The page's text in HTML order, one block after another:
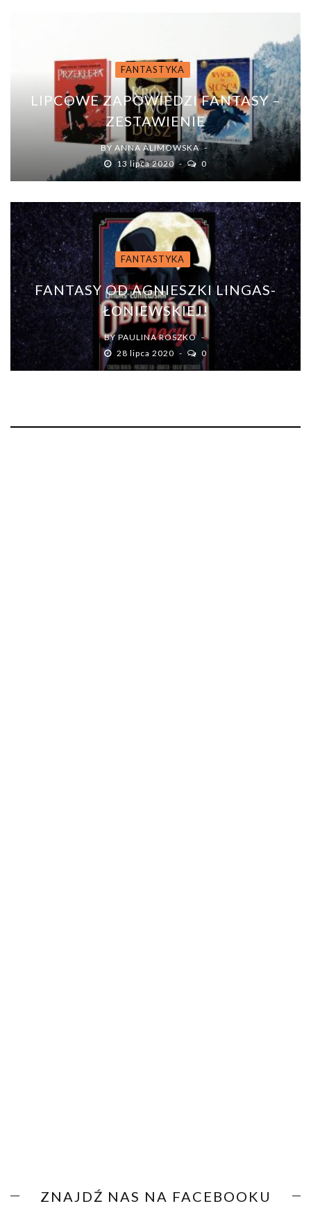
FANTASTYKA
LIPCOWE ZAPOWIEDZI FANTASY –
ZESTAWIENIE
BY ANNA ALIMOWSKA
13 lipca 2020
0
FANTASTYKA
FANTASY OD AGNIESZKI LINGAS-
ŁONIEWSKIEJ!
BY PAULINA ROSZKO
28 lipca 2020
0
ZNAJDŹ NAS NA FACEBOOKU